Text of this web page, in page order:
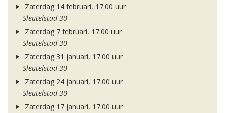
Zaterdag 14 februari, 17.00 uur
Sleutelstad 30
Zaterdag 7 februari, 17.00 uur
Sleutelstad 30
Zaterdag 31 januari, 17.00 uur
Sleutelstad 30
Zaterdag 24 januari, 17.00 uur
Sleutelstad 30
Zaterdag 17 januari, 17.00 uur